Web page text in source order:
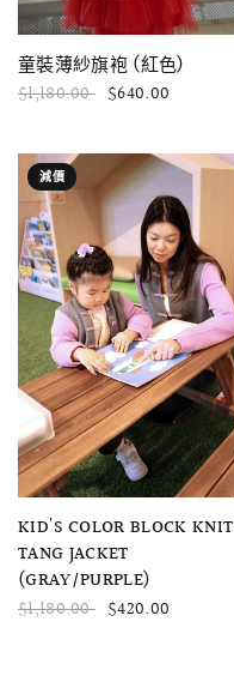
快速瀏覽
童裝薄紗旗袍 (紅色)
$1,180.00 $640.00
減價
快速瀏覽
KID'S COLOR BLOCK KNIT
TANG JACKET
(GRAY/PURPLE)
$1,180.00 $420.00